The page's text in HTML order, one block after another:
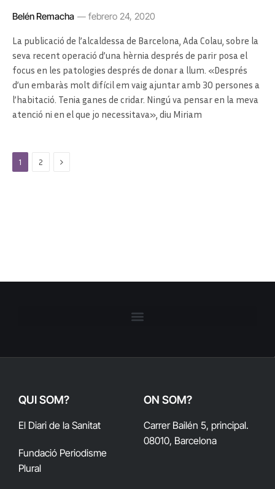
Belén Remacha febrero 24, 2020
La publicació de l’alcaldessa de Barcelona, ​​Ada Colau, sobre la
seva recent operació d’una hèrnia després de parir posa el
focus en les patologies després de donar a llum. «Després
d’un embaràs molt difícil em vaig ajuntar amb 30 persones a
l’habitació. Tenia ganes de cridar. Ningú va pensar en la meva
atenció ni en el que jo necessitava», diu Miriam
1 2 Next
QUI SOM?
El Diari de la Sanitat
Fundació Periodisme
Plural
ON SOM?
Carrer Bailén 5, principal.
08010, Barcelona